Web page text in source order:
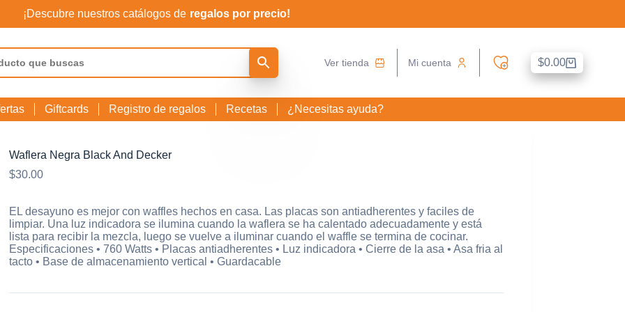
¡Descubre nuestros catálogos de regalos por precio!
Ver tienda Mi cuenta
Carro
de
$0.00
Giftcards Registro de regalos Recetas ¿Necesitas ayuda?
Waflera Negra Black And Decker
$30.00
EL desayuno es mejor con waffles hechos en casa. Las placas son antiadherentes y faciles de
limpiar. Una luz indicadora se ilumina cuando la waflera se ha calentado adecuadamente y está
lista para recibir la mezcla, luego se vuelve a iluminar cuando el waffle se termina de cocinar.
Especificaciones • 760 Watts • Placas antiadherentes • Luz indicadora • Cierre de la asa • Asa fria al
tacto • Base de almacenamiento vertical • Guardacable